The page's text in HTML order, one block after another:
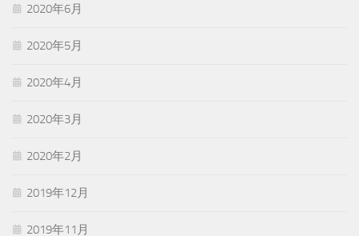
2020年6月
2020年5月
2020年4月
2020年3月
2020年2月
2019年12月
2019年11月